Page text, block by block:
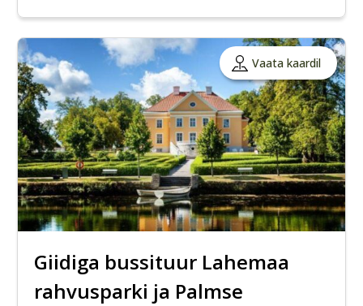
Vaata kaardil
Giidiga bussituur Lahemaa
rahvusparki ja Palmse